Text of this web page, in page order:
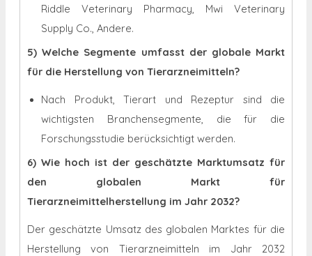
Riddle Veterinary Pharmacy, Mwi Veterinary
Supply Co., Andere.
5) Welche Segmente umfasst der globale Markt
für die Herstellung von Tierarzneimitteln?
Nach Produkt, Tierart und Rezeptur sind die
wichtigsten Branchensegmente, die für die
Forschungsstudie berücksichtigt werden.
6) Wie hoch ist der geschätzte Marktumsatz für
den globalen Markt für
Tierarzneimittelherstellung im Jahr 2032?
Der geschätzte Umsatz des globalen Marktes für die
Herstellung von Tierarzneimitteln im Jahr 2032